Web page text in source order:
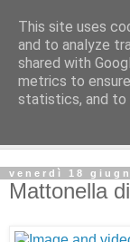
venerdì 18
Mattonella
This site uses
and to analyze
shared with
metrics to
statistics, and to